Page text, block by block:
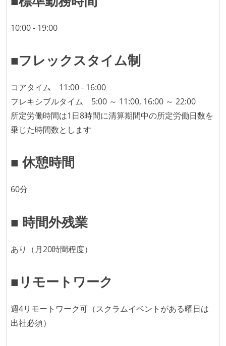
企画を決定する場に、実装を担当する開発メンバーが
タスクの見積もりは、実装を担当するメンバーが中心
全体のスケジュール管理は、途中の成果を随時確認し
で行う
プロダクトの開発言語やフレームワークなど主要な構
成技術は、基本的に最新版より1年以上ビハインドし
ていない
コード品質向上のための取り組み
本番にデプロイされるコードには、全てコードレビュ
ーまたはペアプログラミングを実施している
観をメンバー全員が共有しており、日常的に実施して
いる
うにしている
が実行される環境が構築されている
認できるようにしている
10:00 - 19:00
■フレックスタイム制
コアタイム 11:00 - 16:00
フレキシブルタイム 5:00 ～ 11:00, 16:00 ～ 22:00
所定労働時間は1日8時間に清算期間中の所定労働日数を
乗じた時間数とします
■ 休憩時間
60分
■ 時間外残業
あり（月20時間程度）
■リモートワーク
週4リモートワーク可（スクラムイベントがある曜日は
出社必須）